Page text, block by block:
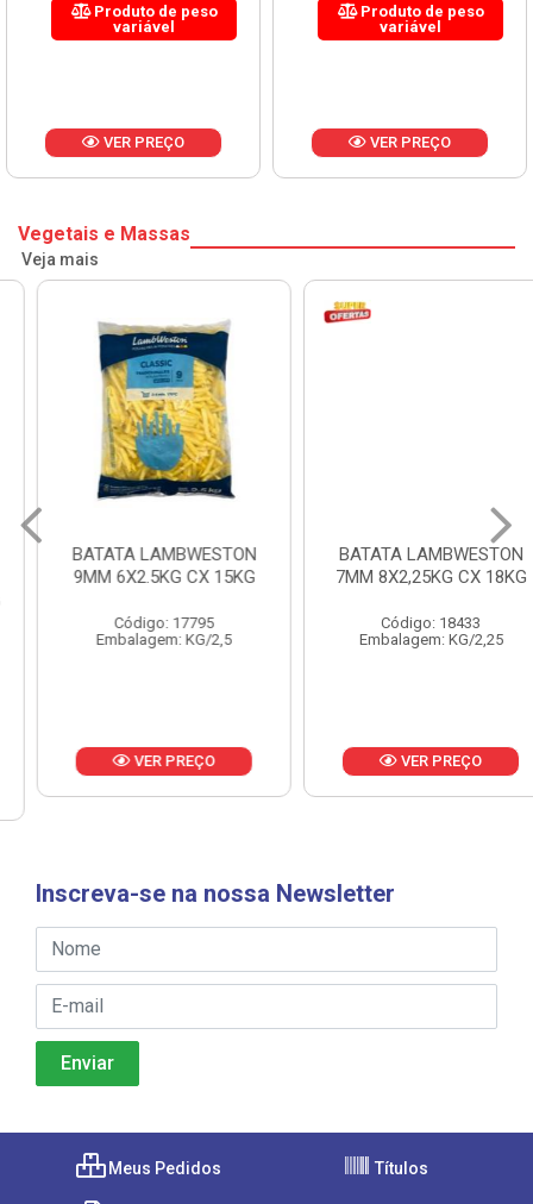
Produto de peso
variável
VER PREÇO
Produto de peso
variável
VER PREÇO
Vegetais e Massas
Veja mais
BATATA LAMBWESTON
9MM 6X2.5KG CX 15KG
Código: 17795
Embalagem: KG/2,5
VER PREÇO
BATATA LAMBWESTON
7MM 8X2,25KG CX 18KG
Código: 18433
Embalagem: KG/2,25
VER PREÇO
Inscreva-se na nossa Newsletter
Meus Pedidos Títulos